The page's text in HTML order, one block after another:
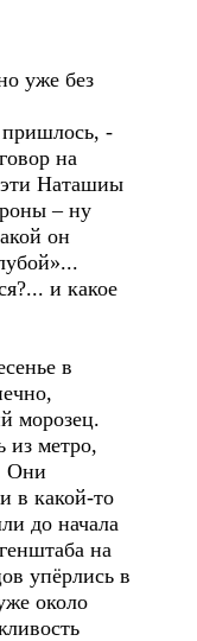
уже без
пришлось, -
на
эти Наташиы
– ну
он
и какое
в
морозец.
из метро,
Они
в какой-то
до начала
на
упёрлись в
около